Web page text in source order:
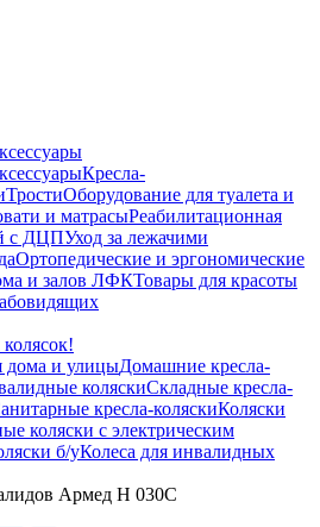
Кресла-
ТростиОборудование для туалета и
и матрасыРеабилитационная
с ДЦПУход за лежачими
Ортопедические и эргономические
и залов ЛФКТовары для красоты
дома и улицыДомашние кресла-
коляскиСкладные кресла-
кресла-коляскиКоляски
коляски с электрическим
б/уКолеса для инвалидных
Армед H 030C